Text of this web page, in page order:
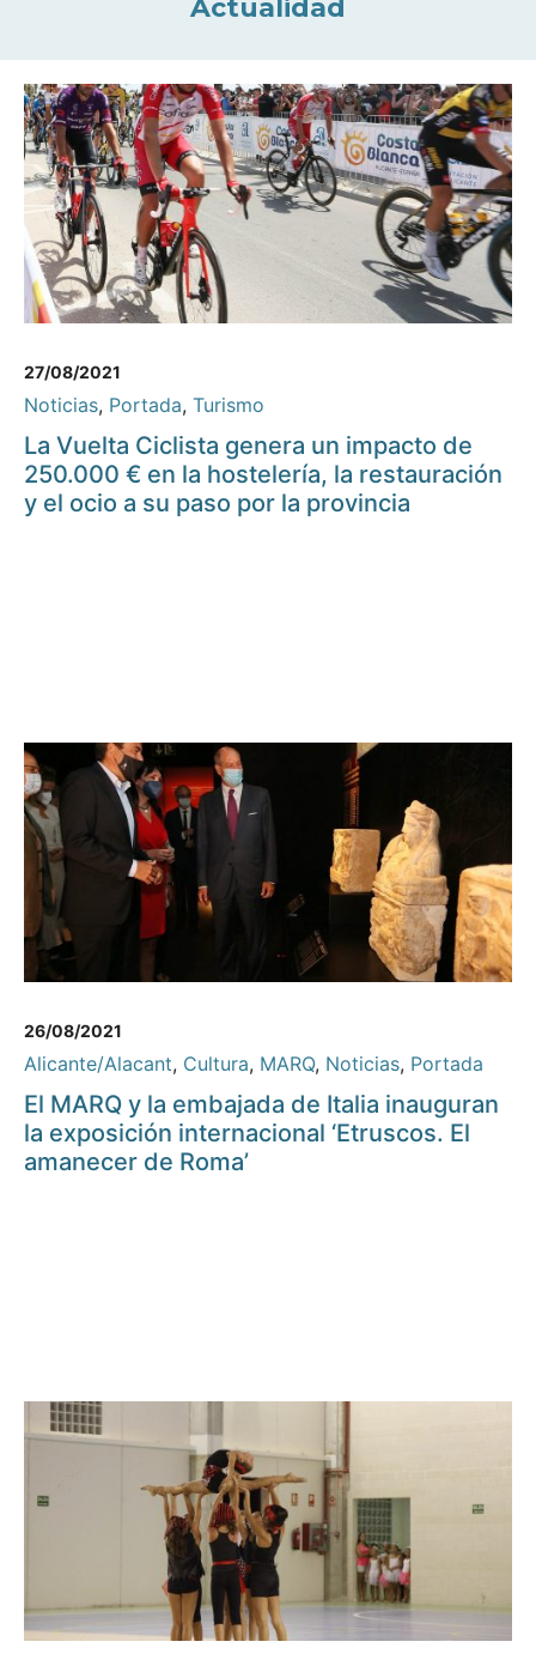
Actualidad
27/08/2021
Noticias, Portada, Turismo
La Vuelta Ciclista genera un impacto de
250.000 € en la hostelería, la restauración
y el ocio a su paso por la provincia
26/08/2021
Alicante/Alacant, Cultura, MARQ, Noticias, Portada
El MARQ y la embajada de Italia inauguran
la exposición internacional ‘Etruscos. El
amanecer de Roma’